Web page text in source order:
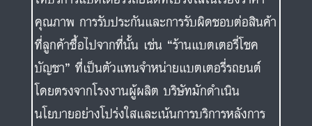
นโยบายอย่างโปร่งใสและเน้นการบริการหลังการ
ขายอย่างตรงไปตรงมา เช่น เมื่อท่านมีแบตเตอรี่
รถยนต์เสียหายหรือมีปัญหาจากโรงงาน ร้าน
แบตเตอรี่โชคบัญชาพร้อมและเต็มใจให้บริการฟรี
โดยไม่คิดค่าใช้จ่าย นอกจากนี้ ร้านยังให้บริการ